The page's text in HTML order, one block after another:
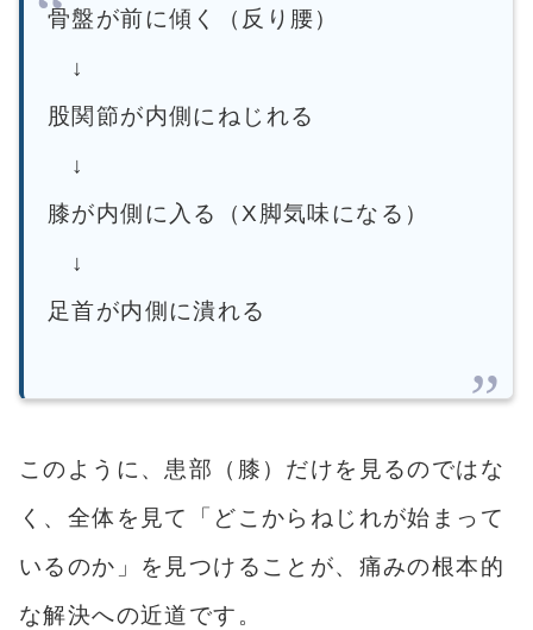
骨盤が前に傾く（反り腰）
↓
股関節が内側にねじれる
↓
膝が内側に入る（X脚気味になる）
↓
足首が内側に潰れる
このように、患部（膝）だけを見るのではな
く、全体を見て「どこからねじれが始まって
いるのか」を見つけることが、痛みの根本的
な解決への近道です。